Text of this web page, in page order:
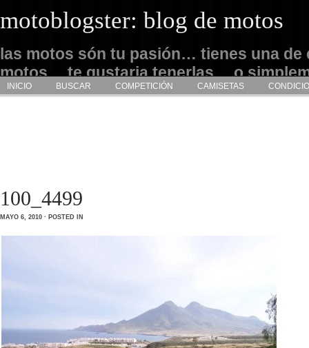
motoblogster: blog de motos
las motos són tu pasión… tienes una de
motos… te gustaria tenerlas… o
admirarlas… este es tu sitio
INICIO BUSCAR COMPETICIÓN CAMISETAS
100_4499
MAYO 6, 2010 · POSTED IN